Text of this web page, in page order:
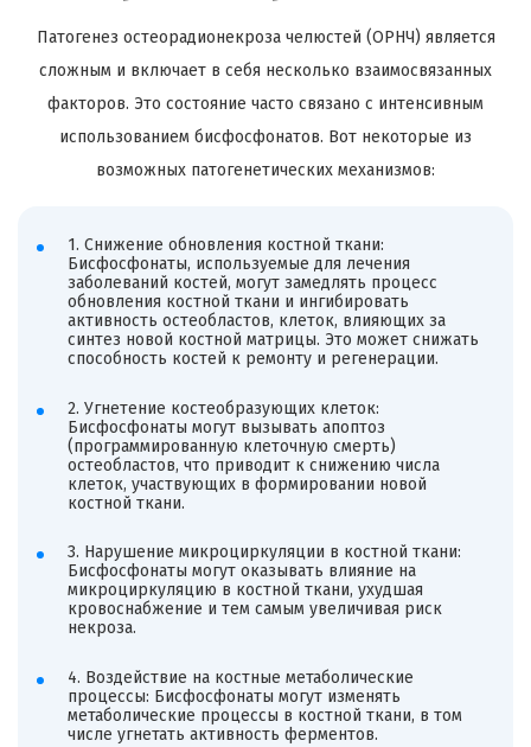
Патогенез остеорадионекроза челюстей (ОРНЧ) является
сложным и включает в себя несколько взаимосвязанных
факторов. Это состояние часто связано с интенсивным
использованием бисфосфонатов. Вот некоторые из
возможных патогенетических механизмов:
1. Снижение обновления костной ткани:
Бисфосфонаты, используемые для лечения
заболеваний костей, могут замедлять процесс
обновления костной ткани и ингибировать
активность остеобластов, клеток, влияющих за
синтез новой костной матрицы. Это может снижать
способность костей к ремонту и регенерации.
2. Угнетение костеобразующих клеток:
Бисфосфонаты могут вызывать апоптоз
(программированную клеточную смерть)
остеобластов, что приводит к снижению числа
клеток, участвующих в формировании новой
костной ткани.
3. Нарушение микроциркуляции в костной ткани:
Бисфосфонаты могут оказывать влияние на
микроциркуляцию в костной ткани, ухудшая
кровоснабжение и тем самым увеличивая риск
некроза.
4. Воздействие на костные метаболические
процессы: Бисфосфонаты могут изменять
метаболические процессы в костной ткани, в том
числе угнетать активность ферментов.